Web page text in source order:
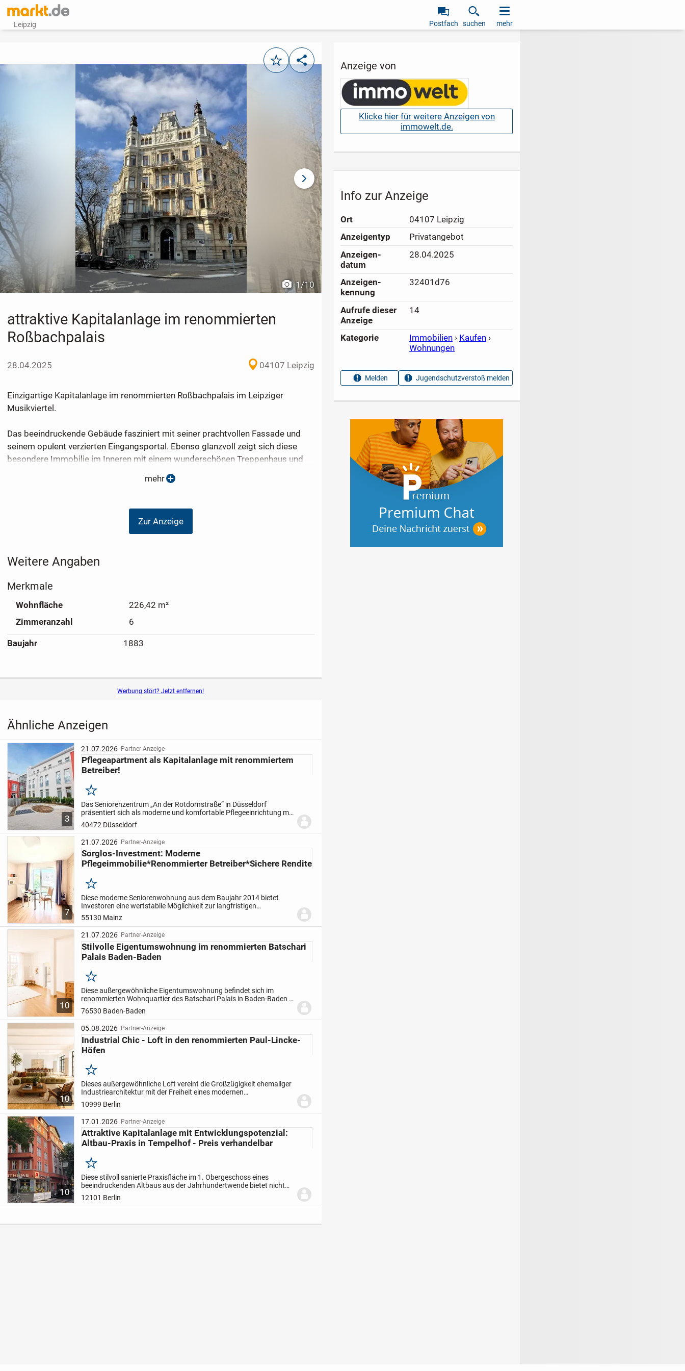
Leipzig Postfach suchen mehr
MerkenTeilen
vorheriges Bild
1/10
nächstes Bild
attraktive Kapitalanlage im renommierten
Roßbachpalais
28.04.2025 04107 Leipzig
Einzigartige Kapitalanlage im renommierten Roßbachpalais im Leipziger
Musikviertel.
Das beeindruckende Gebäude fasziniert mit seiner prachtvollen Fassade und
seinem opulent verzierten Eingangsportal. Ebenso glanzvoll zeigt sich diese
besondere Immobilie im Inneren mit einem wunderschönen Treppenhaus und
Zahnarztpraxis ausgestattet. Der Mietvertrag mit dieser namenhaften
Zahnarztpraxis hat noch eine sichere Mindestlaufzeit bis 2030.
Ihre Kontaktaufnahme.
mehr
Zur Anzeige
Weitere Angaben
Merkmale
Wohnfläche
226,42 m²
Zimmeranzahl
6
Baujahr 1883
Werbung stört? Jetzt entfernen!
Ähnliche Anzeigen
3
21.07.2026 Partner-Anzeige
Pflegeapartment als Kapitalanlage mit renommiertem
Betreiber!
Merken
Das Seniorenzentrum „An der Rotdornstraße“ in Düsseldorf
präsentiert sich als moderne und komfortable Pflegeeinrichtung mit
insgesamt 85 freundlich und hell gestalteten Pflegeapartments.
Jedes...
40472 Düsseldorf
7
21.07.2026 Partner-Anzeige
Sorglos-Investment: Moderne
Pflegeimmobilie*Renommierter Betreiber*Sichere Rendite
Merken
Diese moderne Seniorenwohnung aus dem Baujahr 2014 bietet
Investoren eine wertstabile Möglichkeit zur langfristigen
Kapitalanlage. Das Objekt wurde in solider, massiver Bauweise
errichtet und befindet...
55130 Mainz
10
21.07.2026 Partner-Anzeige
Stilvolle Eigentumswohnung im renommierten Batschari
Palais Baden-Baden
Merken
Diese außergewöhnliche Eigentumswohnung befindet sich im
renommierten Wohnquartier des Batschari Palais in Baden-Baden -
einem historischen Gebäudeensemble mit besonderer Geschichte
und exklusivem...
76530 Baden-Baden
10
05.08.2026 Partner-Anzeige
Industrial Chic - Loft in den renommierten Paul-Lincke-
Höfen
Merken
Dieses außergewöhnliche Loft vereint die Großzügigkeit ehemaliger
Industriearchitektur mit der Freiheit eines modernen
Wohnkonzepts. Auf rund 162 Quadratmeter eröffnet sich ein
Wohnraum mit beeindruck...
10999 Berlin
10
17.01.2026 Partner-Anzeige
Attraktive Kapitalanlage mit Entwicklungspotenzial:
Altbau-Praxis in Tempelhof - Preis verhandelbar
Merken
Diese stilvoll sanierte Praxisfläche im 1. Obergeschoss eines
beeindruckenden Altbaus aus der Jahrhundertwende bietet nicht
nur eine solide und langfristig gesicherte Kapitalanlage, sondern
überzeugt...
12101 Berlin
Anzeige von
Klicke hier für weitere Anzeigen von
immowelt.de.
Info zur Anzeige
Ort
04107 Leipzig
Anzeigen­typ
Privatangebot
Anzeigen­
datum
28.04.2025
Anzeigen­
kennung
32401d76
Aufrufe dieser
Anzeige
14
Kategorie Immobilien › Kaufen ›
Wohnungen
Melden Jugendschutzverstoß melden